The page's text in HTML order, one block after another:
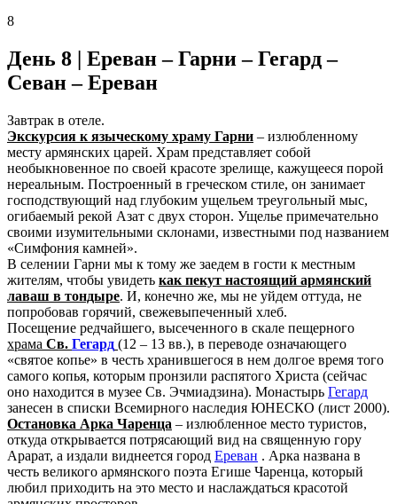
8
День 8 | Ереван – Гарни – Гегард –
Севан – Ереван
Завтрак в отеле.
Экскурсия к языческому храму Гарни – излюбленному
месту армянских царей. Храм представляет собой
необыкновенное по своей красоте зрелище, кажущееся порой
нереальным. Построенный в греческом стиле, он занимает
господствующий над глубоким ущельем треугольный мыс,
огибаемый рекой Азат с двух сторон. Ущелье примечательно
своими изумительными склонами, известными под названием
«Симфония камней».
В селении Гарни мы к тому же заедем в гости к местным
жителям, чтобы увидеть как пекут настоящий армянский
лаваш в тондыре. И, конечно же, мы не уйдем оттуда, не
попробовав горячий, свежевыпеченный хлеб.
Посещение редчайшего, высеченного в скале пещерного
храма Св. Гегард (12 – 13 вв.), в переводе означающего
«святое копье» в честь хранившегося в нем долгое время того
самого копья, которым пронзили распятого Христа (сейчас
оно находится в музее Св. Эчмиадзина). Монастырь Гегард
занесен в списки Всемирного наследия ЮНЕСКО (лист 2000).
Остановка Арка Чаренца – излюбленное место туристов,
откуда открывается потрясающий вид на священную гору
Арарат, а издали виднеется город Ереван . Арка названа в
честь великого армянского поэта Егише Чаренца, который
любил приходить на это место и наслаждаться красотой